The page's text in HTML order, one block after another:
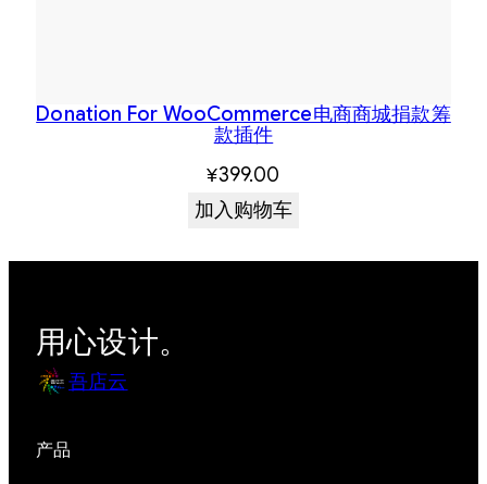
Donation For WooCommerce电商商城捐款筹
款插件
¥399.00
加入购物车
用心设计。
吾店云
产品